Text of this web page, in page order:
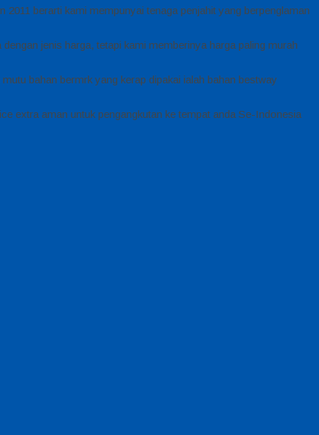
berarti kami mempunyai tenaga penjahit yang berpenglaman
jenis harga, tetapi kami memberinya harga paling murah
bahan bermrk yang kerap dipakai ialah bahan bestway
extra aman untuk pengangkutan ke tempat anda Se-Indonesia